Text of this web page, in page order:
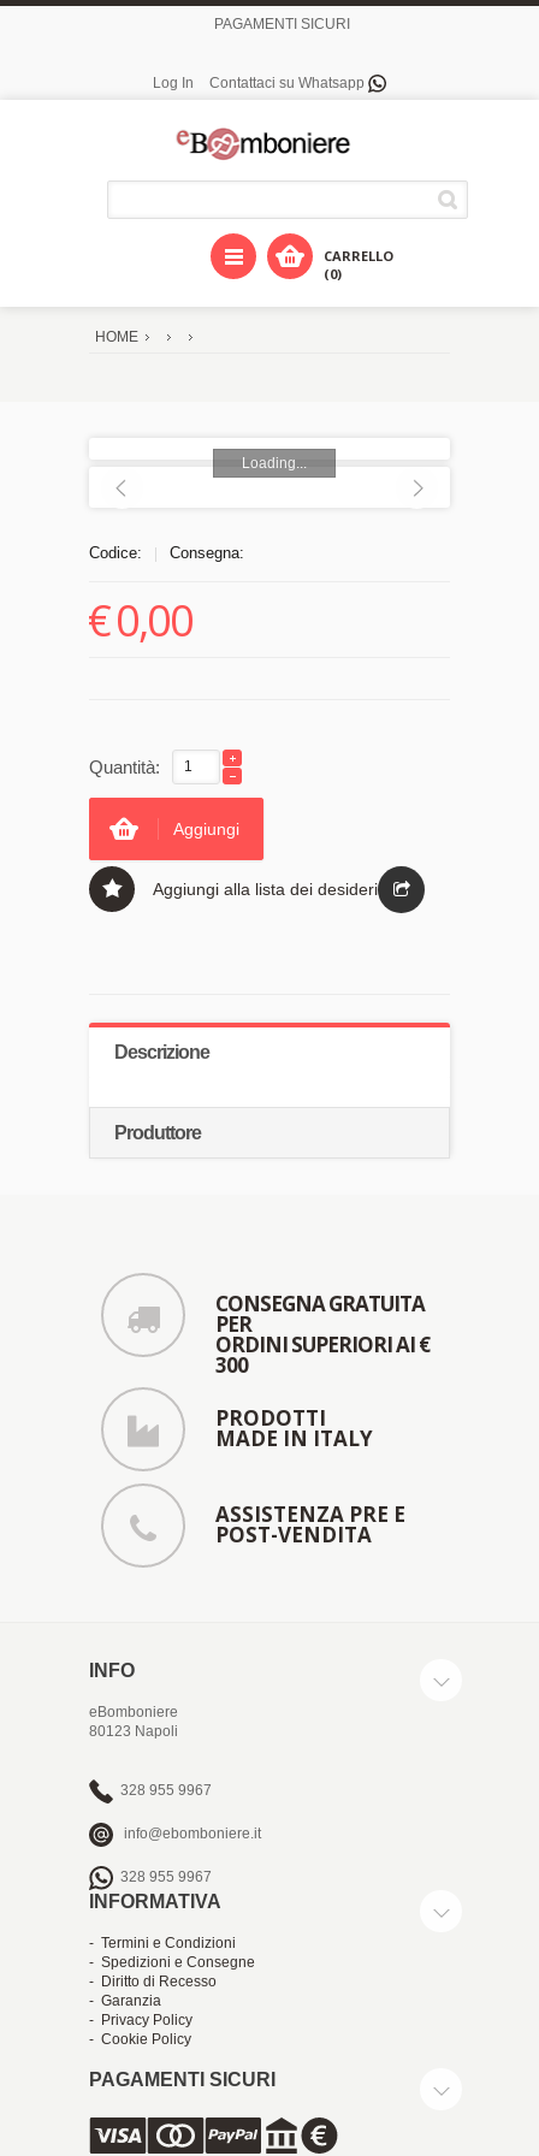
PAGAMENTI SICURI
Log In Contattaci su Whatsapp
CARRELLO
(0)
HOME
Loading...
Codice: Consegna:
€0,00
Quantità:
Aggiungi
Aggiungi alla lista dei desideri
Descrizione
Produttore
CONSEGNA GRATUITA
PER
ORDINI SUPERIORI AI €
300
PRODOTTI
MADE IN ITALY
ASSISTENZA PRE E
POST-VENDITA
INFO
eBomboniere
80123 Napoli
328 955 9967
info@ebomboniere.it
328 955 9967
INFORMATIVA
- Termini e Condizioni
- Spedizioni e Consegne
- Diritto di Recesso
- Garanzia
- Privacy Policy
- Cookie Policy
PAGAMENTI SICURI